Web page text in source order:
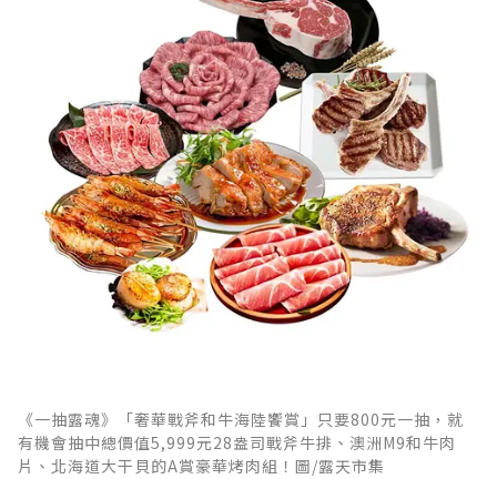
《一抽露魂》「奢華戰斧和牛海陸饗賞」只要800元一抽，就
有機會抽中總價值5,999元28盎司戰斧牛排、澳洲M9和牛肉
片、北海道大干貝的A賞豪華烤肉組！圖/露天市集